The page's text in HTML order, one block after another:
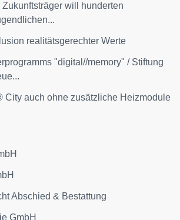
will hunderten
realitätsgerechter Werte
"digital//memory" / Stiftung
City auch ohne zusätzliche Heizmodule
Abschied & Bestattung
GmbH